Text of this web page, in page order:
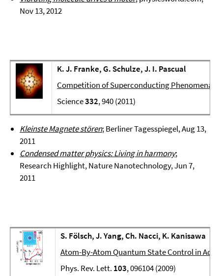
Nov 13, 2012
K. J. Franke, G. Schulze, J. I. Pascual
Competition of Superconducting Phenomena
Science332, 940 (2011)
Kleinste Magnete stören; Berliner Tagesspiegel, Aug 13,
2011
Condensed matter physics: Living in harmony;
Research Highlight, Nature Nanotechnology, Jun 7,
2011
S. Fölsch, J. Yang, Ch. Nacci, K. Kanisawa
Atom-By-Atom Quantum State Control in
Phys. Rev. Lett. 103, 096104 (2009)